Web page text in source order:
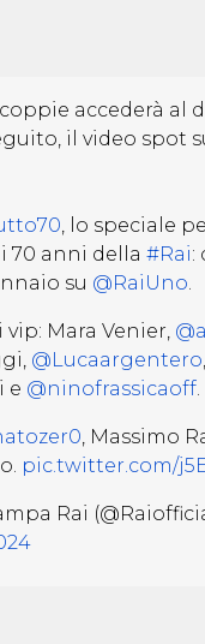
accederà al
il video spot
, lo speciale
70 anni della #Rai:
su @RaiUno.
Mara Venier,
@Lucaargentero
e @ninofrassicaoff.
, Massimo
pic.twitter.com/
Rai